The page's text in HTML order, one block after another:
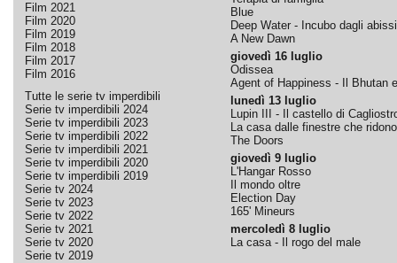
Film 2021
Film 2020
Film 2019
Film 2018
Film 2017
Film 2016
Tutte le serie tv imperdibili
Serie tv imperdibili 2024
Serie tv imperdibili 2023
Serie tv imperdibili 2022
Serie tv imperdibili 2021
Serie tv imperdibili 2020
Serie tv imperdibili 2019
Serie tv 2024
Serie tv 2023
Serie tv 2022
Serie tv 2021
Serie tv 2020
Serie tv 2019
Blue
Deep Water - Incubo dagli abissi
A New Dawn
giovedì 16 luglio
Odissea
Agent of Happiness - Il Bhutan
lunedì 13 luglio
Lupin III - Il castello di
La casa dalle finestre che ridono
The Doors
giovedì 9 luglio
L'Hangar Rosso
Il mondo oltre
Election Day
165' Mineurs
mercoledì 8 luglio
La casa - Il rogo del male